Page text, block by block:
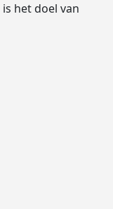
het doel van